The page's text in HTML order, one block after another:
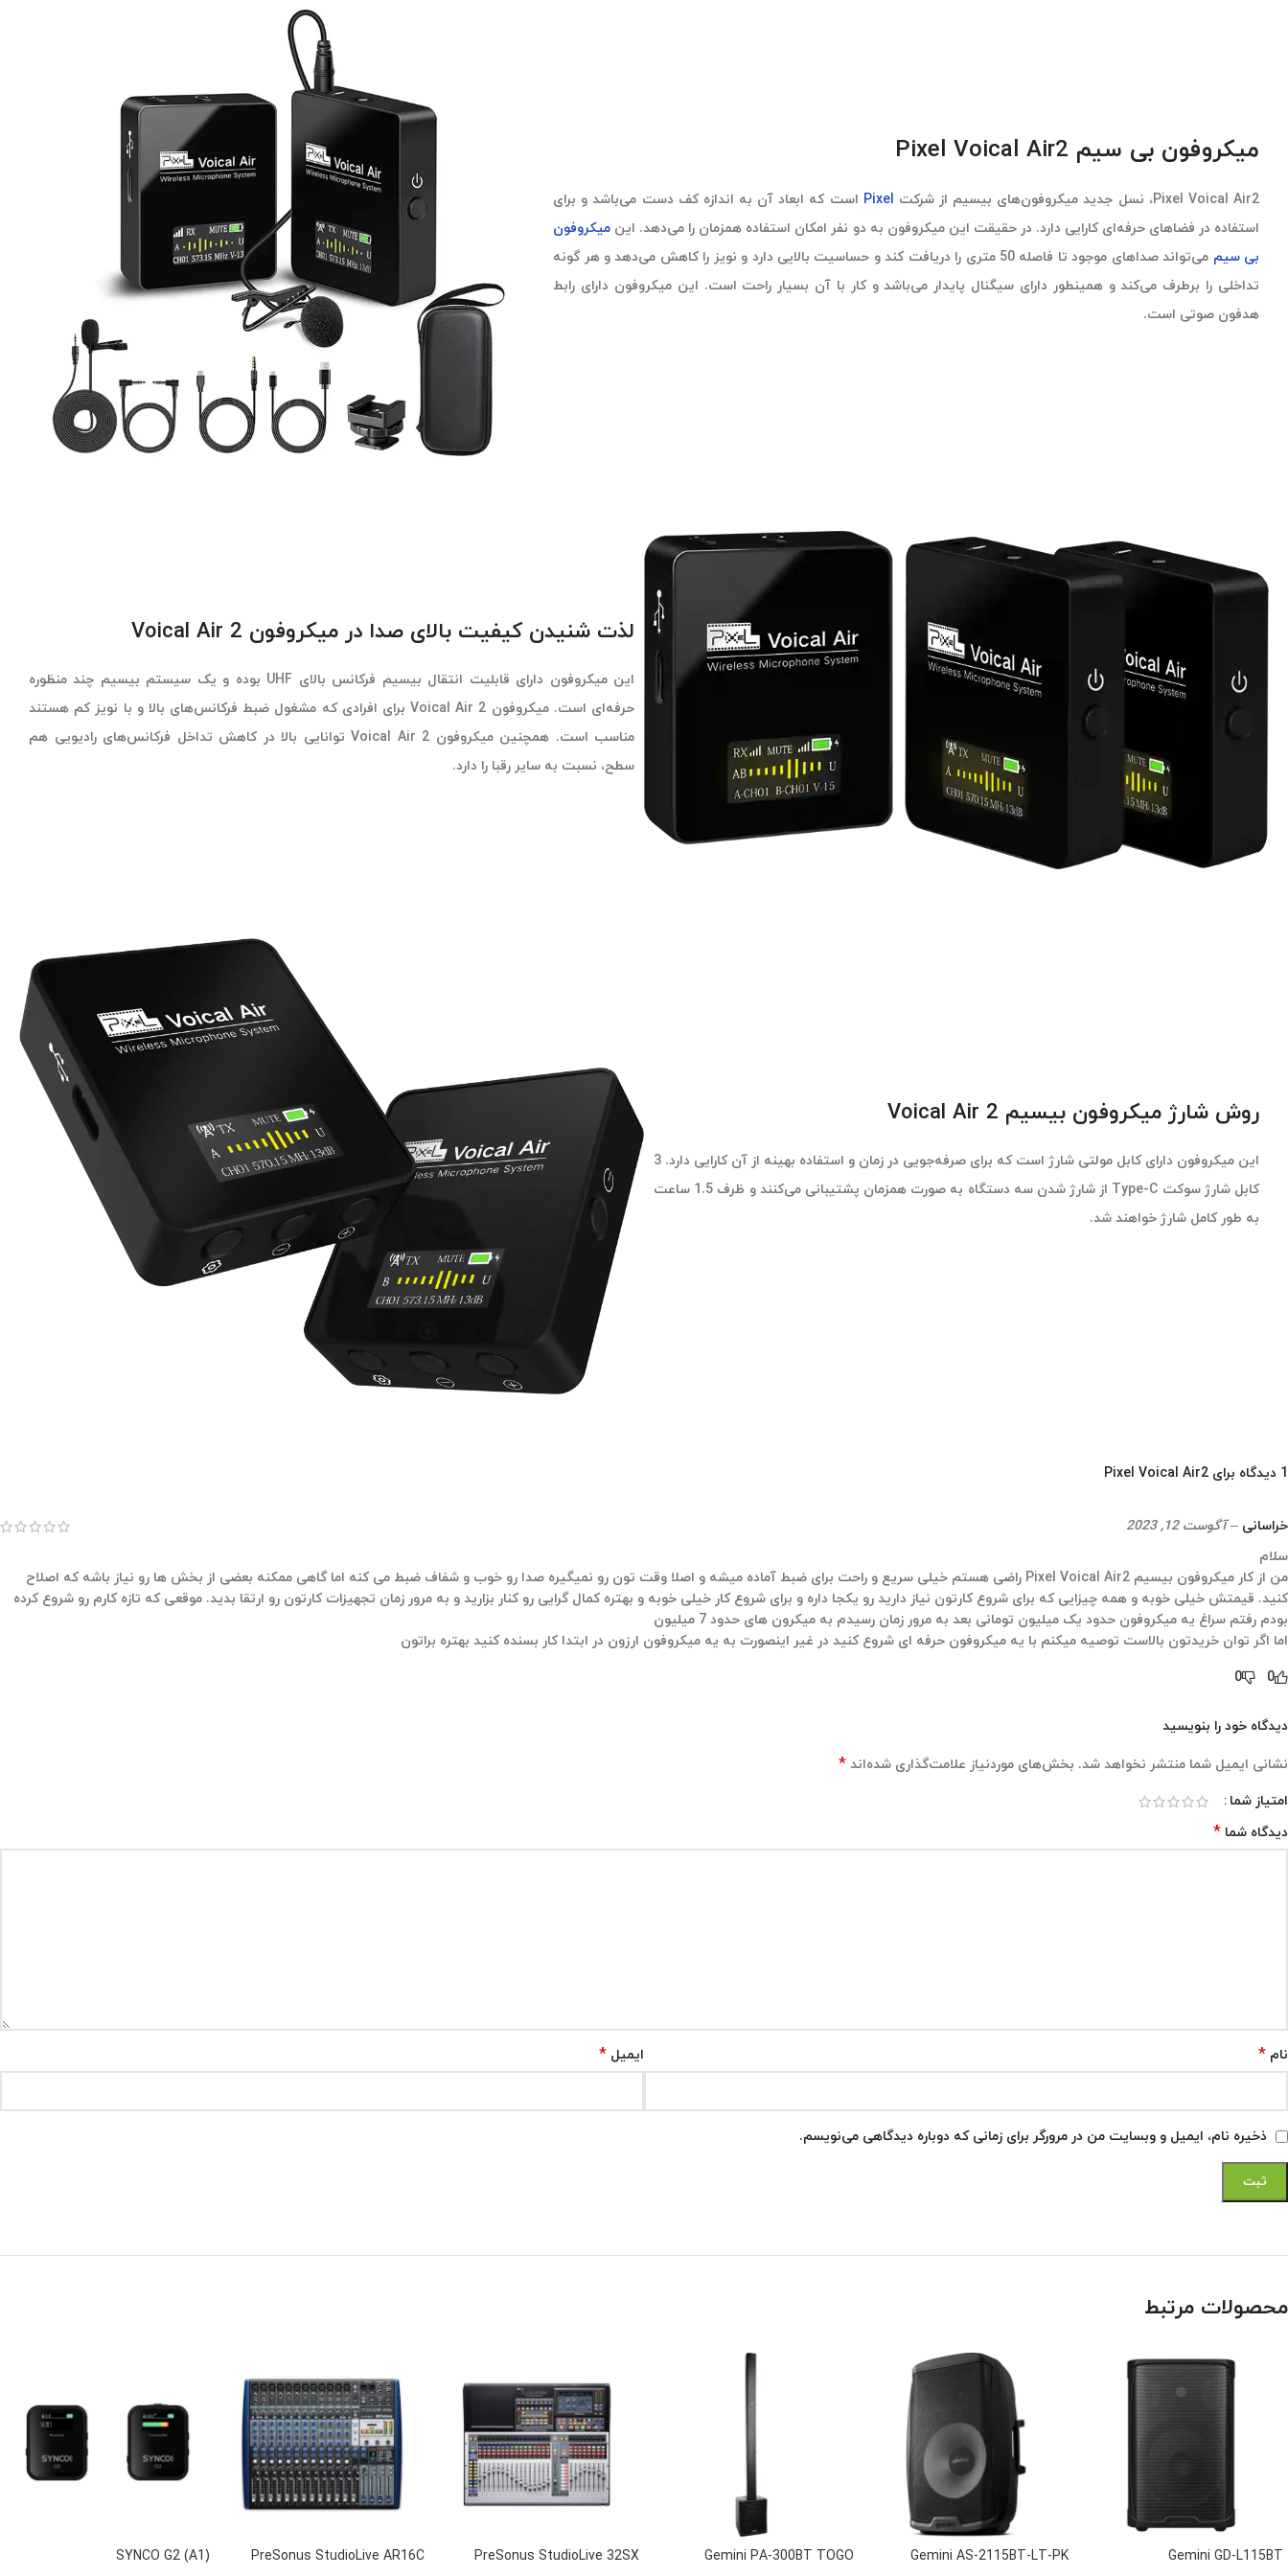
میکروفون بی سیم Pixel Voical Air2
Pixel Voical Air2، نسل جدید میکروفون‌های بیسیم از شرکت Pixel است که ابعاد آن به اندازه کف دست می‌باشد و برای
استفاده در فضاهای حرفه‌ای کارایی دارد. در حقیقت این میکروفون به دو نفر امکان استفاده همزمان را می‌دهد. این میکروفون
بی سیم
می‌تواند صداهای موجود تا فاصله 50 متری را دریافت کند و حساسیت بالایی دارد و نویز را کاهش می‌دهد و هر گونه
تداخلی را برطرف می‌کند و همینطور دارای سیگنال پایدار می‌باشد و کار با آن بسیار راحت است. این میکروفون دارای رابط
هدفون صوتی است.
لذت شنیدن کیفیت بالای صدا در میکروفون Voical Air 2
این میکروفون دارای قابلیت انتقال بیسیم فرکانس بالای UHF بوده و یک سیستم بیسیم چند منظوره
حرفه‌ای است. میکروفون Voical Air 2 برای افرادی که مشغول ضبط فرکانس‌های بالا و با نویز کم هستند
مناسب است. همچنین میکروفون Voical Air 2 توانایی بالا در کاهش تداخل فرکانس‌های رادیویی هم
سطح، نسبت به سایر رقبا را دارد.
روش شارژ میکروفون بیسیم Voical Air 2
این میکروفون دارای کابل مولتی شارژ است که برای صرفه‌جویی در زمان و استفاده بهینه از آن کارایی دارد. 3
کابل شارژ سوکت Type-C از شارژ شدن سه دستگاه به صورت همزمان پشتیبانی می‌کنند و ظرف 1.5 ساعت
به طور کامل شارژ خواهند شد.
1 دیدگاه برای Pixel Voical Air2
خراسانی – آگوست 12, 2023
سلام
من از کار میکروفون بیسیم Pixel Voical Air2 راضی هستم خیلی سریع و راحت برای ضبط آماده میشه و اصلا وقت تون رو نمیگیره صدا رو خوب و شفاف ضبط می کنه اما گاهی ممکنه بعضی از بخش ها رو نیاز باشه که اصلاح
کنید. قیمتش خیلی خوبه و همه چیزایی که برای شروع کارتون نیاز دارید رو یکجا داره و برای شروع کار خیلی خوبه و بهتره کمال گرایی رو کنار بزارید و به مرور زمان تجهیزات کارتون رو ارتقا بدید. موقعی که تازه کارم رو شروع کرده
بودم رفتم سراغ یه میکروفون حدود یک میلیون تومانی بعد به مرور زمان رسیدم به میکرون های حدود 7 میلیون
اما اگر توان خریدتون بالاست توصیه میکنم با یه میکروفون حرفه ای شروع کنید در غیر اینصورت به یه میکروفون ارزون در ابتدا کار بسنده کنید بهتره براتون
0
0
دیدگاه خود را بنویسید
نشانی ایمیل شما منتشر نخواهد شد. بخش‌های موردنیاز علامت‌گذاری شده‌اند *
امتیاز شما
دیدگاه شما *
نام * ایمیل *
ذخیره نام، ایمیل و وبسایت من در مرورگر برای زمانی که دوباره دیدگاهی می‌نویسم.
محصولات مرتبط
Gemini GD-L115BT
Gemini AS-2115BT-LT-PK
Gemini PA-300BT TOGO
PreSonus StudioLive 32SX
PreSonus StudioLive AR16C
(A1) SYNCO G2